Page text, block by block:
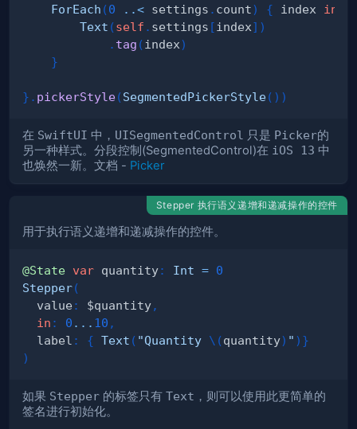
ForEach (0 ..< settings . count) { index in
Text (self . settings [ index] )
. tag ( index)
}
} . pickerStyle(SegmentedPickerStyle( ) )
在 SwiftUI 中， UISegmentedControl 只是 Picker的
另一种样式。分段控制(SegmentedControl)在 iOS 13 中
也焕然一新。文档 - Picker
Stepper 执行语义递增和递减操作的控件
用于执行语义递增和递减操作的控件。
@State var quantity: Int = 0
Stepper(
  value
: $quantity,
in : 0 ... 10 ,
  label
: { Text ( "Quantity \(quantity) " ) }
)
如果 Stepper 的标签只有 Text ，则可以使用此更简单的
签名进行初始化。